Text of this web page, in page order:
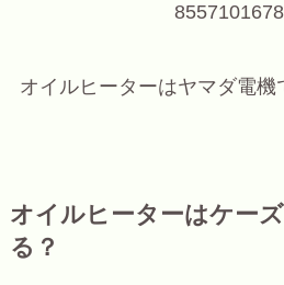
オイルヒーターはヤマダ電機
オイルヒーターはケー
る？